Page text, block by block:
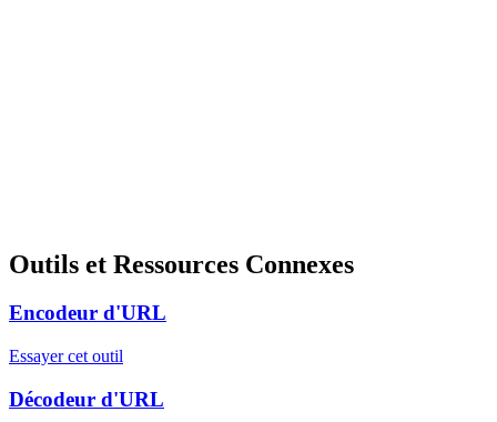
Outils et Ressources Connexes
Encodeur d'URL
Essayer cet outil
Décodeur d'URL